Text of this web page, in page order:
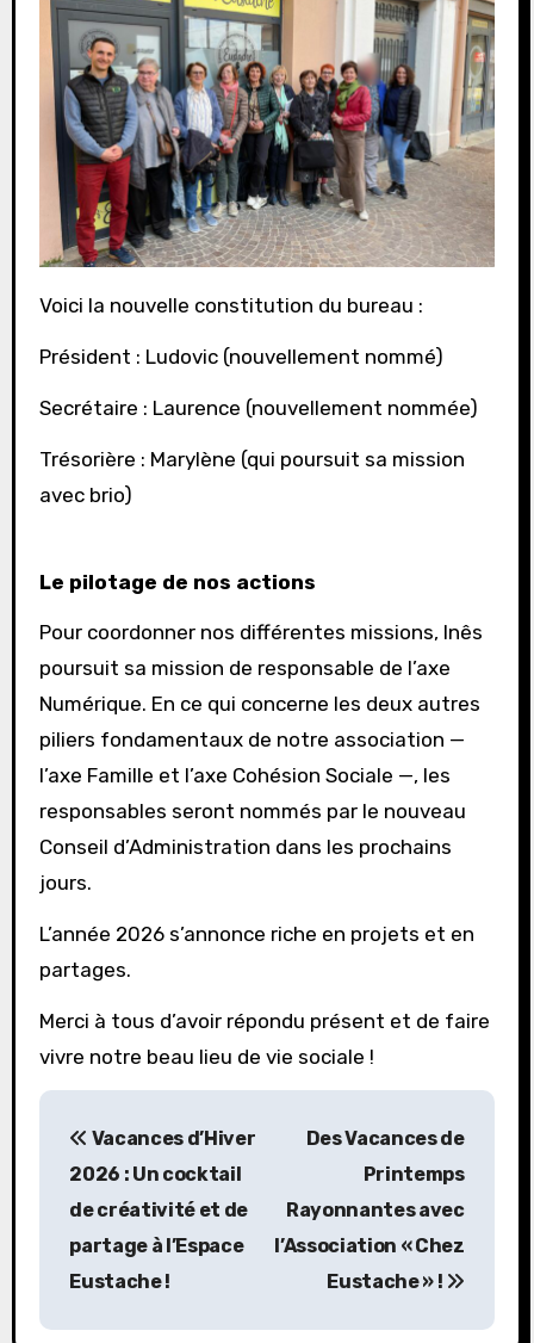
Voici la nouvelle constitution du bureau :
Président : Ludovic (nouvellement nommé)
Secrétaire : Laurence (nouvellement nommée)
Trésorière : Marylène (qui poursuit sa mission
avec brio)
Le pilotage de nos actions
Pour coordonner nos différentes missions, Inês
poursuit sa mission de responsable de l’axe
Numérique. En ce qui concerne les deux autres
piliers fondamentaux de notre association —
l’axe Famille et l’axe Cohésion Sociale —, les
responsables seront nommés par le nouveau
Conseil d’Administration dans les prochains
jours.
L’année 2026 s’annonce riche en projets et en
partages.
Merci à tous d’avoir répondu présent et de faire
vivre notre beau lieu de vie sociale !
N
Vacances d’Hiver
2026 : Un cocktail
de créativité et de
partage à l’Espace
Eustache !
Des Vacances de
Printemps
Rayonnantes avec
l’Association « Chez
Eustache » !